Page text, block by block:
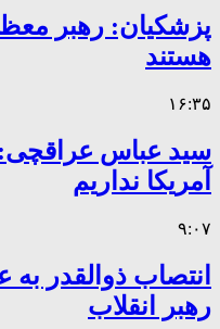
پزشکیان: رهبر
هستند
۱۶:۳۵
سید عباس عراقچی:
آمریکا نداریم
۹:۰۷
انتصاب ذوالقدر
رهبر انقلاب